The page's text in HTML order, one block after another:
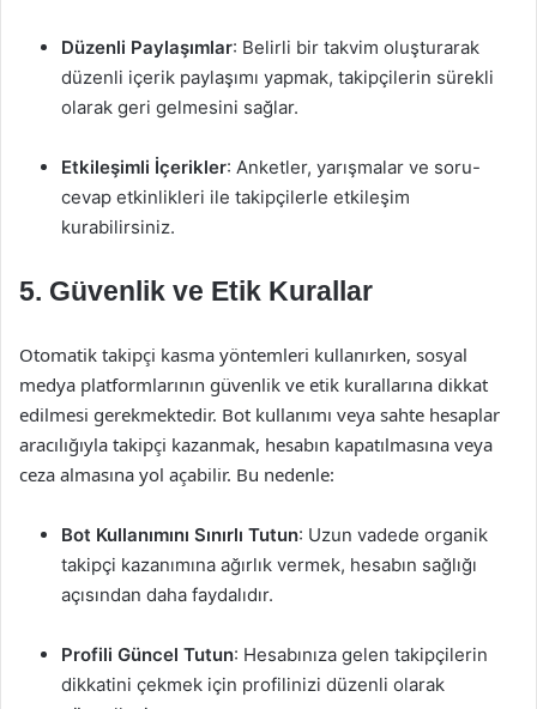
Düzenli Paylaşımlar: Belirli bir takvim oluşturarak
düzenli içerik paylaşımı yapmak, takipçilerin sürekli
olarak geri gelmesini sağlar.
Etkileşimli İçerikler: Anketler, yarışmalar ve soru-
cevap etkinlikleri ile takipçilerle etkileşim
kurabilirsiniz.
5. Güvenlik ve Etik Kurallar
Otomatik takipçi kasma yöntemleri kullanırken, sosyal
medya platformlarının güvenlik ve etik kurallarına dikkat
edilmesi gerekmektedir. Bot kullanımı veya sahte hesaplar
aracılığıyla takipçi kazanmak, hesabın kapatılmasına veya
ceza almasına yol açabilir. Bu nedenle:
Bot Kullanımını Sınırlı Tutun: Uzun vadede organik
takipçi kazanımına ağırlık vermek, hesabın sağlığı
açısından daha faydalıdır.
Profili Güncel Tutun: Hesabınıza gelen takipçilerin
dikkatini çekmek için profilinizi düzenli olarak